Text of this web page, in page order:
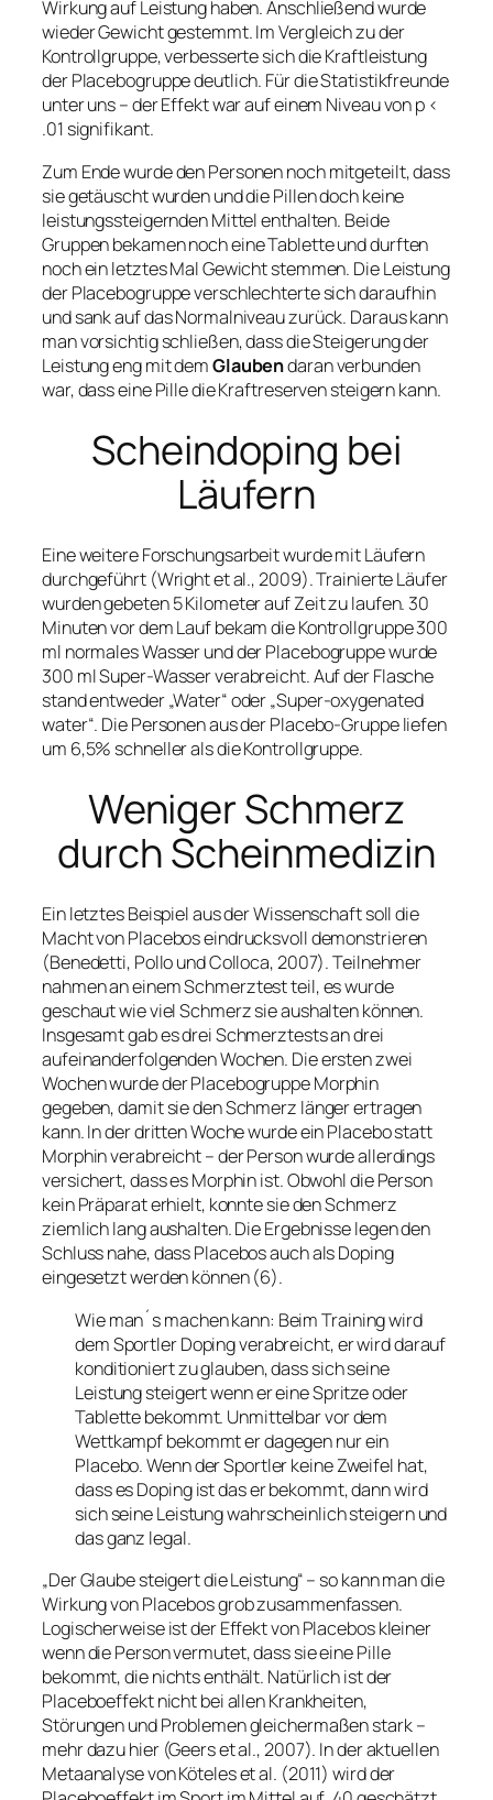
Wirkung auf Leistung haben. Anschließend wurde
wieder Gewicht gestemmt. Im Vergleich zu der
Kontrollgruppe, verbesserte sich die Kraftleistung
der Placebogruppe deutlich. Für die Statistikfreunde
unter uns – der Effekt war auf einem Niveau von p <
.01 signifikant.
Zum Ende wurde den Personen noch mitgeteilt, dass
sie getäuscht wurden und die Pillen doch keine
leistungssteigernden Mittel enthalten. Beide
Gruppen bekamen noch eine Tablette und durften
noch ein letztes Mal Gewicht stemmen. Die Leistung
der Placebogruppe verschlechterte sich daraufhin
und sank auf das Normalniveau zurück. Daraus kann
man vorsichtig schließen, dass die Steigerung der
Leistung eng mit demGlaubendaran verbunden
war, dass eine Pille die Kraftreserven steigern kann.
Scheindoping bei
Läufern
Eine weitere Forschungsarbeit wurde mit Läufern
durchgeführt (Wright et al., 2009). Trainierte Läufer
wurden gebeten 5 Kilometer auf Zeit zu laufen. 30
Minuten vor dem Lauf bekam die Kontrollgruppe 300
ml normales Wasser und der Placebogruppe wurde
300 ml Super-Wasser verabreicht. Auf der Flasche
stand entweder „Water“ oder „Super-oxygenated
water“. Die Personen aus der Placebo-Gruppe liefen
um 6,5% schneller als die Kontrollgruppe.
Weniger Schmerz
durch Scheinmedizin
Ein letztes Beispiel aus der Wissenschaft soll die
Macht von Placebos eindrucksvoll demonstrieren
(Benedetti, Pollo und Colloca, 2007). Teilnehmer
nahmen an einem Schmerztest teil, es wurde
geschaut wie viel Schmerz sie aushalten können.
Insgesamt gab es drei Schmerztests an drei
aufeinanderfolgenden Wochen. Die ersten zwei
Wochen wurde der Placebogruppe Morphin
gegeben, damit sie den Schmerz länger ertragen
kann. In der dritten Woche wurde ein Placebo statt
Morphin verabreicht – der Person wurde allerdings
versichert, dass es Morphin ist. Obwohl die Person
kein Präparat erhielt, konnte sie den Schmerz
ziemlich lang aushalten. Die Ergebnisse legen den
Schluss nahe, dass Placebos auch als Doping
eingesetzt werden können (6).
Wie man´s machen kann: Beim Training wird
dem Sportler Doping verabreicht, er wird darauf
konditioniert zu glauben, dass sich seine
Leistung steigert wenn er eine Spritze oder
Tablette bekommt. Unmittelbar vor dem
Wettkampf bekommt er dagegen nur ein
Placebo. Wenn der Sportler keine Zweifel hat,
dass es Doping ist das er bekommt, dann wird
sich seine Leistung wahrscheinlich steigern und
das ganz legal.
„Der Glaube steigert die Leistung“ – so kann man die
Wirkung von Placebos grob zusammenfassen.
Logischerweise ist der Effekt von Placebos kleiner
wenn die Person vermutet, dass sie eine Pille
bekommt, die nichts enthält. Natürlich ist der
Placeboeffekt nicht bei allen Krankheiten,
Störungen und Problemen gleichermaßen stark –
mehr dazu hier (Geers et al., 2007). In der aktuellen
Metaanalyse von Köteles et al. (2011) wird der